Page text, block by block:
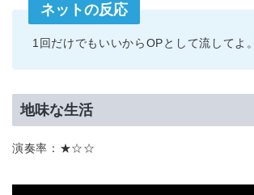
ネットの反応
1回だけでもいいからOPとして流してよ。
地味な生活
演奏率：★☆☆